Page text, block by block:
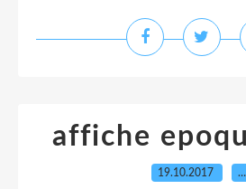
affiche
19.10.2017 …